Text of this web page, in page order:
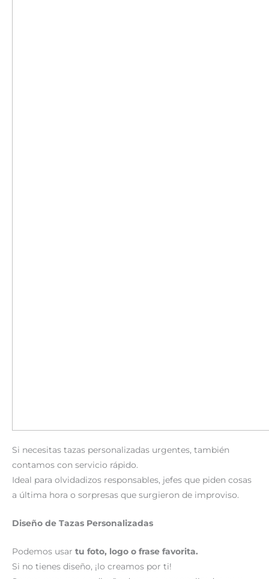
Si necesitas tazas personalizadas urgentes, también
contamos con servicio rápido.
Ideal para olvidadizos responsables, jefes que piden cosas
a última hora o sorpresas que surgieron de improviso.
Diseño de Tazas Personalizadas
Podemos usar tu foto, logo o frase favorita.
Si no tienes diseño, ¡lo creamos por ti!